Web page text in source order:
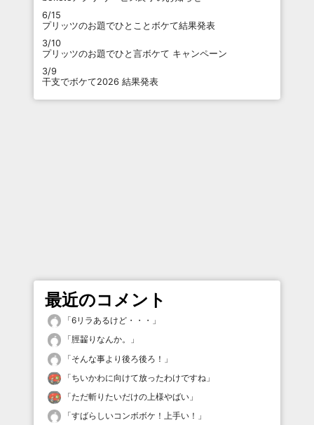
6/15
プリッツのお題でひとことボケて結果発表
3/10
プリッツのお題でひと言ボケて キャンペーン
3/9
干支でボケて2026 結果発表
最近のコメント
「6リラあるけど・・・ 」
「脛齧りなんか。
」
「そんな事より後ろ後ろ！ 」
「ちいかわに向けて放ったわけですね 」
「ただ斬りたいだけの上様やばい 」
「すばらしいコンボボケ！上手い！ 」